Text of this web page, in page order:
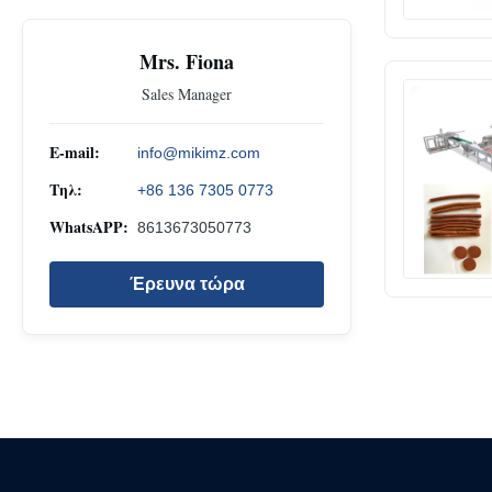
Mrs. Fiona
Sales Manager
E-mail: info@mikimz.com
Τηλ: +86 136 7305 0773
WhatsAPP: 8613673050773
Έρευνα τώρα